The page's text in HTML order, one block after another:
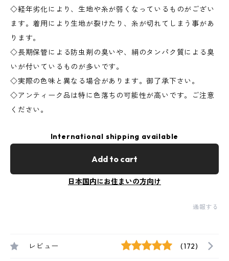
◇経年劣化により、生地や糸が弱くなっているものがござい
ます。着用により生地が裂けたり、糸が切れてしまう事があ
ります。
◇長期保管による防虫剤の臭いや、絹のタンパク質による臭
いが付いているものが多いです。
◇実際の色味と異なる場合があります。御了承下さい。
◇アンティーク品は特に色落ちの可能性が高いです。ご注意
ください。
International shipping available
Add to cart
日本国内にお住まいの方向け
通報する
レビュー (172)